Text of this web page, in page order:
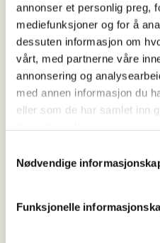
annonser et personlig preg,
mediefunksjoner og for å
dessuten informasjon om
vårt, med partnerne våre
annonsering og
med annen informasjon du
eller som de har samlet inn
Nødvendige
Funksjonelle
Arrangør
Drangedal JFF
Jakten foregår med hund.